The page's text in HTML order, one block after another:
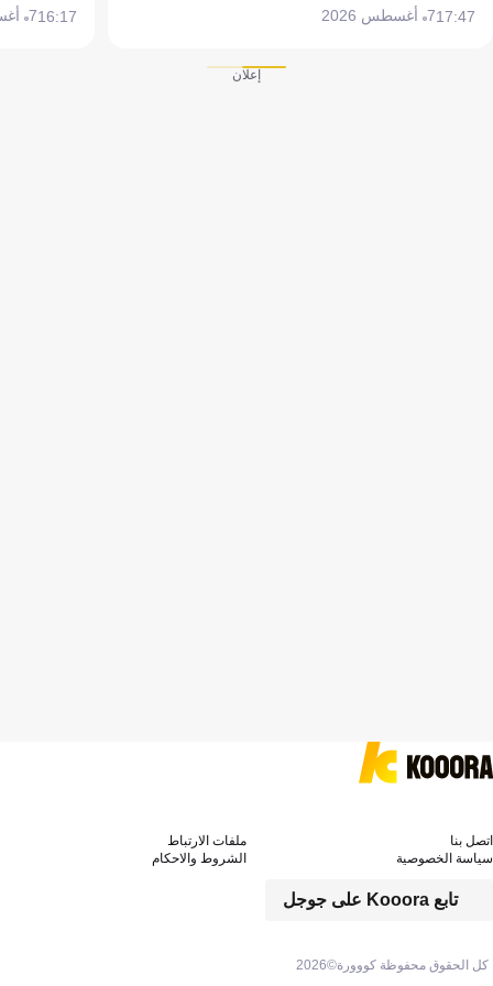
17:477 أغسطس 2026 16:177 أغسطس 2026
إعلان
كل الحقوق محفوظة كووورة©2026
تابع Kooora على جوجل
اتصل بنا
ملفات الارتباط
سياسة الخصوصية
الشروط والاحكام